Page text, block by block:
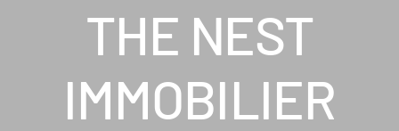
THE NEST
IMMOBILIER